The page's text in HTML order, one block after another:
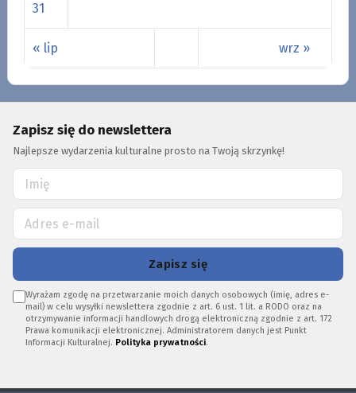
« lip wrz »
31
Zapisz się do newslettera
Najlepsze wydarzenia kulturalne prosto na Twoją skrzynkę!
Zapisz się
Wyrażam zgodę na przetwarzanie moich danych osobowych (imię, adres e-
mail) w celu wysyłki newslettera zgodnie z art. 6 ust. 1 lit. a RODO oraz na
otrzymywanie informacji handlowych drogą elektroniczną zgodnie z art. 172
Prawa komunikacji elektronicznej. Administratorem danych jest Punkt
Informacji Kulturalnej. Polityka prywatności.